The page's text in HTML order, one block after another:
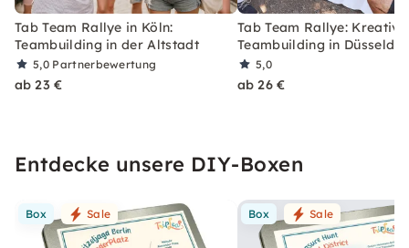
Tab Team Rallye in Köln:
Teambuilding in der Altstadt
5,0 Partnerbewertung
ab 23 €
Tab Team Rallye:
Teambuilding in
5,0
ab 26 €
Entdecke unsere DIY-Boxen
Box Sale Box Sale